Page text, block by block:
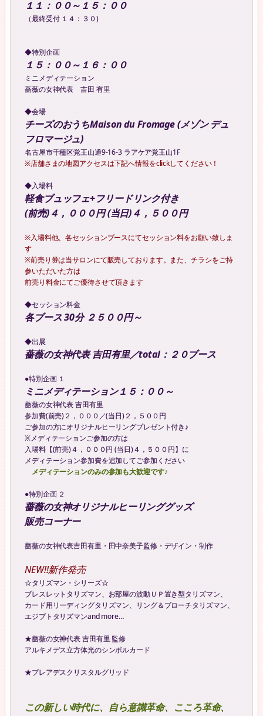
１１：００～１５：００
（最終受付 １４：３０)
◆特別企画
１５：００～１６：００
ミニメディテーション
薔薇の女神代表 吉田 有里
◆会場
チーズのおうちMaison du Fromage (メゾン デュ
フロマージュ)
名古屋市千種区覚王山通9-16-3 ラアケア覚王山1F
※店舗さまの地図アクセスは下記へ情報をclickしてください！
◆入場料
軽食ブュッフェ+フリードリンク付き
(前売)４，０００円 (当日)４，５００円
※入場料他、各セッションブースにてセッション料をお願い致しま
す
※前売り券は当サロンにて販売しております。また、チラシをご持
参いただいた方は
前売り料金にてご優待させて頂きます
◆セッション料金
各ブース 30分 ２５００円～
◆出展
薔薇の女神代表 吉田有里／total：２０ブース
●特別企画 １
ミニメディテーション１５：００～
薔薇の女神代表 吉田有里
参加費(前売)２，０００／(当日)２，５００円
ご参加の方にオリジナルヒーリングプレゼント付き♪
※メディテーションご参加の方は
入場料【(前売)４，０００円 (当日)４，５００円】に
メディテーション参加費を追加してご参加ください
メディテーションのみの参加も大歓迎です♪
●特別企画 ２
薔薇の女神オリジナルヒーリンググッズ
販売コーナー
薔薇の女神代表吉田有里・田中奈美子監修・デザイン・制作
NEW!!新作発売
☆タリズマン・シリーズ☆
ブレスレットタリズマン、お部屋の波動ＵＰ置き型タリズマン、
カード用リーディングタリズマン、リング＆ブローチタリズマン、
エジプトタリズマンand more…
★薔薇の女神代表 吉田有里 監修
アルキメデス立方体光のシンボルカード
★プレアデスクリスタルグリッド
この新しい時代に、自ら意識革命、こころ革命、